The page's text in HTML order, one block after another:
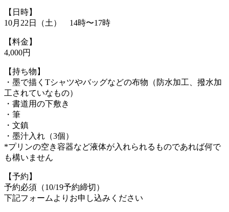
【日時】
10月22日（土） 14時〜17時
【料金】
4,000円
【持ち物】
・墨で描くTシャツやバッグなどの布物（防水加工、撥水加
工されていなもの）
・書道用の下敷き
・筆
・文鎮
・墨汁入れ（3個）
*プリンの空き容器など液体が入れられるものであれば何で
も構いません
【予約】
予約必須（10/19予約締切）
下記フォームよりお申し込みください